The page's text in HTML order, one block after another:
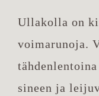
Ullakolla on
voimarunoja.
sineen ja